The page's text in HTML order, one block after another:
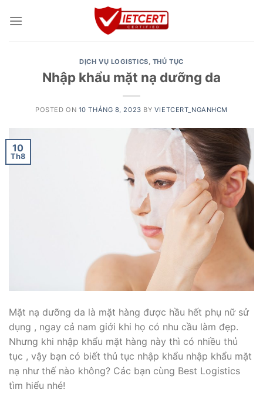
DỊCH VỤ LOGISTICS, THỦ TỤC
Nhập khẩu mặt nạ dưỡng da
POSTED ON 10 THÁNG 8, 2023 BY VIETCERT_NGANHCM
10
Th8
Mặt nạ dưỡng da là mặt hàng được hầu hết phụ nữ sử
dụng , ngay cả nam giới khi họ có nhu cầu làm đẹp.
Nhưng khi nhập khẩu mặt hàng này thì có nhiều thủ
tục , vậy bạn có biết thủ tục nhập khẩu nhập khẩu mặt
nạ như thế nào không? Các bạn cùng Best Logistics
tìm hiểu nhé!